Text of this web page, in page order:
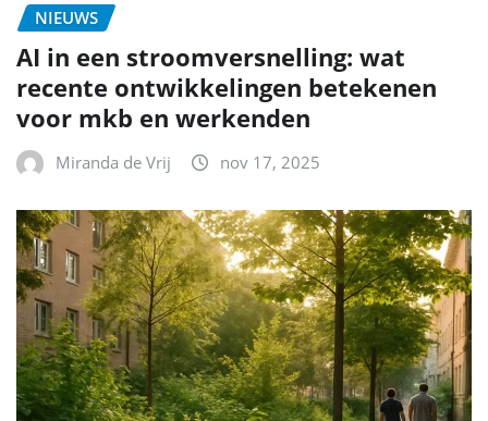
NIEUWS
AI in een stroomversnelling: wat
recente ontwikkelingen betekenen
voor mkb en werkenden
Miranda de Vrij nov 17, 2025